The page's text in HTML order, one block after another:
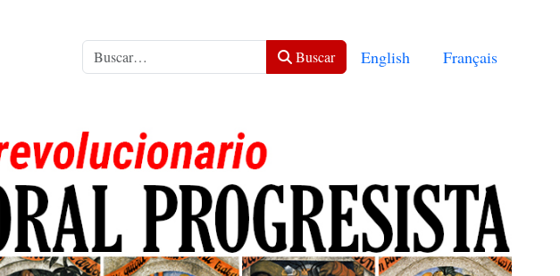
Buscar Buscar Seleccione su idioma
English Français